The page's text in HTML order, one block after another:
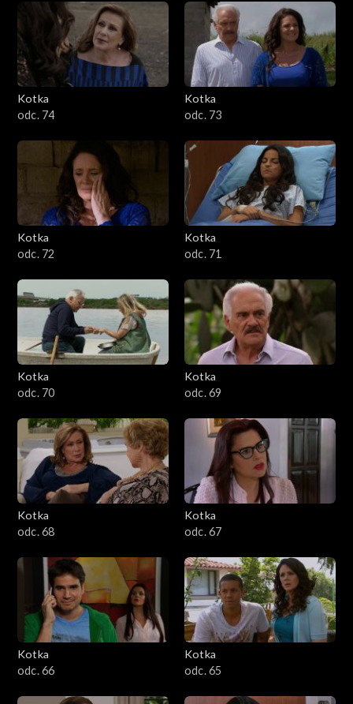
Kotka
odc. 74
Kotka
odc. 73
Kotka
odc. 72
Kotka
odc. 71
Kotka
odc. 70
Kotka
odc. 69
Kotka
odc. 68
Kotka
odc. 67
Kotka
odc. 66
Kotka
odc. 65